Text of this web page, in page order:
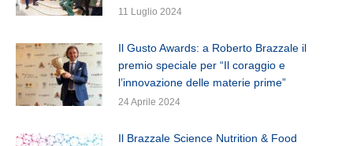
11 Luglio 2024
Il Gusto Awards: a Roberto Brazzale il
premio speciale per “Il coraggio e
l’innovazione delle materie prime”
24 Aprile 2024
Il Brazzale Science Nutrition & Food